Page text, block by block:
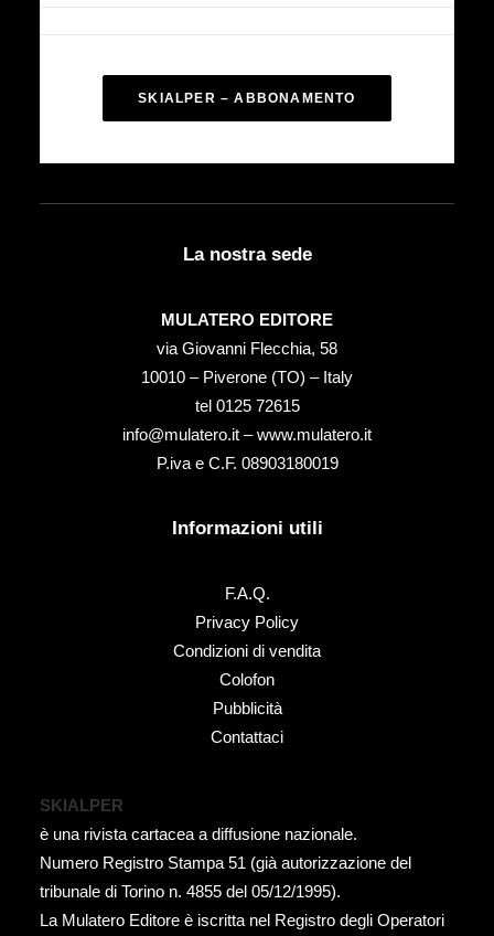
SKIALPER – ABBONAMENTO
La nostra sede
MULATERO EDITORE
via Giovanni Flecchia, 58
10010 – Piverone (TO) – Italy
tel ‭0125 72615‬
info@mulatero.it –www.mulatero.it
P.iva e C.F. 08903180019
Informazioni utili
F.A.Q.
Privacy Policy
Condizioni di vendita
Colofon
Pubblicità
Contattaci
SKIALPER
è una rivista cartacea a diffusione nazionale.
Numero Registro Stampa 51 (già autorizzazione del
tribunale di Torino n. 4855 del 05/12/1995).
La Mulatero Editore è iscritta nel Registro degli Operatori